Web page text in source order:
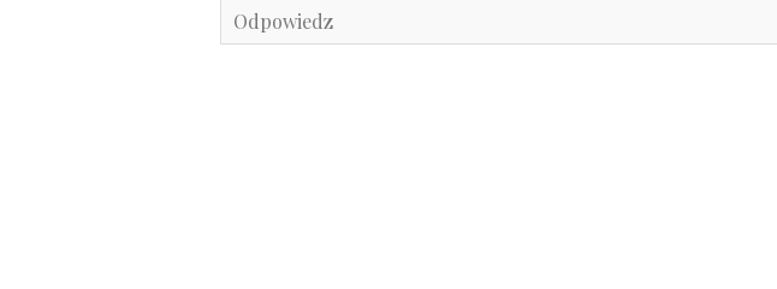
Odpowiedz